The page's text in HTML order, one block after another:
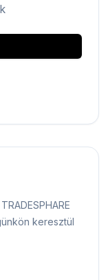
keresztül